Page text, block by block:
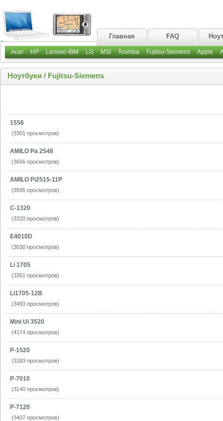
Главная FAQ
Acer HP Lenovo-IBM LG MSI Toshiba Fujitsu-Siemens Apple
Ноутбуки / Fujitsu-Siemens
1556
(3301 просмотров)
AMILO Pa 2548
(3656 просмотров)
AMILO Pi2515-11P
(3595 просмотров)
C-1320
(3320 просмотров)
E4010D
(3030 просмотров)
Li 1705
(3351 просмотров)
Li1705-12B
(3493 просмотров)
Mini Ui 3520
(4174 просмотров)
P-1520
(3183 просмотров)
P-7010
(3140 просмотров)
P-7120
(3407 просмотров)